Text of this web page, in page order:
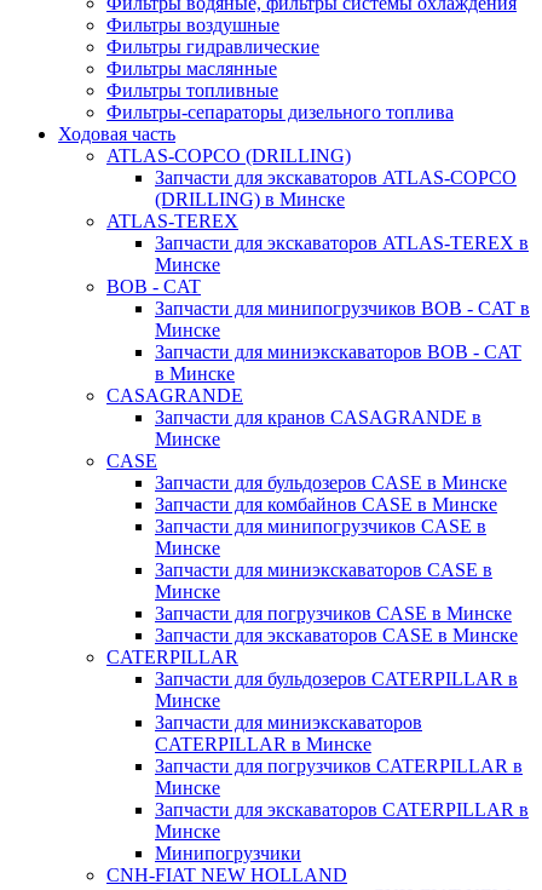
Фильтры воздушные
Фильтры гидравлические
Фильтры маслянные
Фильтры топливные
Фильтры-сепараторы дизельного топлива
Ходовая часть
ATLAS-COPCO (DRILLING)
Запчасти для экскаваторов ATLAS-COPCO
(DRILLING) в Минске
ATLAS-TEREX
Запчасти для экскаваторов ATLAS-TEREX в
Минске
BOB - CAT
Запчасти для минипогрузчиков BOB - CAT в
Минске
Запчасти для миниэкскаваторов BOB - CAT
в Минске
CASAGRANDE
Запчасти для кранов CASAGRANDE в
Минске
CASE
Запчасти для бульдозеров CASE в Минске
Запчасти для комбайнов CASE в Минске
Запчасти для минипогрузчиков CASE в
Минске
Запчасти для миниэкскаваторов CASE в
Минске
Запчасти для погрузчиков CASE в Минске
Запчасти для экскаваторов CASE в Минске
CATERPILLAR
Запчасти для бульдозеров CATERPILLAR в
Минске
Запчасти для миниэкскаваторов
CATERPILLAR в Минске
Запчасти для погрузчиков CATERPILLAR в
Минске
Запчасти для экскаваторов CATERPILLAR в
Минскe
Минипогрузчики
CNH-FIAT NEW HOLLAND